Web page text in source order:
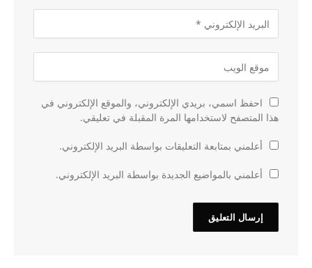
احفظ اسمي، بريدي الإلكتروني، والموقع الإلكتروني في
هذا المتصفح لاستخدامها المرة المقبلة في تعليقي.
أعلمني بمتابعة التعليقات بواسطة البريد الإلكتروني.
أعلمني بالمواضيع الجديدة بواسطة البريد الإلكتروني.